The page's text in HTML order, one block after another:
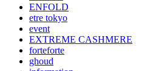
ENFOLD
etre tokyo
event
EXTREME CASHMERE
forteforte
ghoud